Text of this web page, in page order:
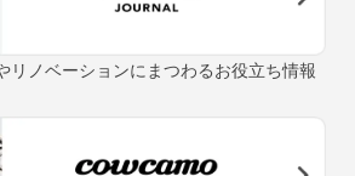
リノベーションにまつわるお役立ち情報